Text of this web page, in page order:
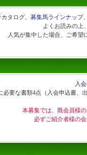
タログ、 募集馬ラインナップ、
よくお読みの上
人気が集中した場合、ご希望
入
必要な書類4点（入会申込書、
本募集では、既会員様
必ずご紹介者様の